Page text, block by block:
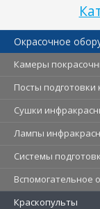
Окрасочное
Камеры
Посты подготовки
Сушки
Лампы
Системы
Вспомогательное
Краскопульты